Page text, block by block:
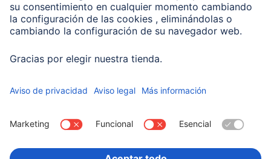
Historia de la empresa
Hama en todo el Mundo
Sostenibilidad
Business-Portal